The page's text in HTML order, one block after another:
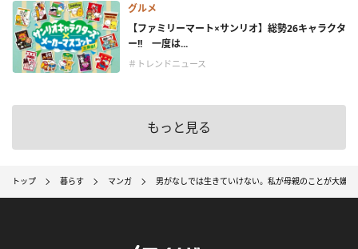
グルメ
【ファミリーマート×サンリオ】総勢26キャラクタ
ー!! 一度は...
＃トレンドニュース
もっと見る
トップ 暮らす マンガ 男がなしでは生きていけない。私が母親のことが大嫌